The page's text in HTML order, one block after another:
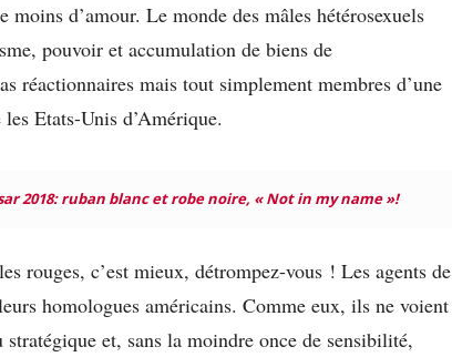
d’amour. Le monde des mâles hétérosexuels
pouvoir et accumulation de biens de
réactionnaires mais tout simplement membres d’une
Etats-Unis d’Amérique.
2018: ruban blanc et robe noire, « Not in my name »!
rouges, c’est mieux, détrompez-vous ! Les agents de
homologues américains. Comme eux, ils ne voient
et, sans la moindre once de sensibilité,